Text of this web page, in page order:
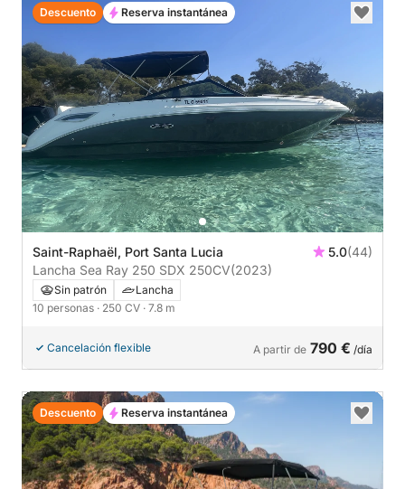
Saint-Raphaël, Port Santa Lucia 5.0(44)
Lancha Sea Ray 250 SDX 250CV(2023)
Sin patrón
Lancha
10 personas · 250 CV · 7.8 m
Cancelación flexible A partir de 790 € /día
Descuento Reserva instantánea
Descuento Reserva instantánea